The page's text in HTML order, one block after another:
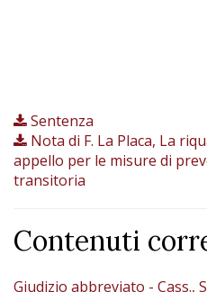
Sentenza
Nota di F. La Placa, La
appello per le misure di
transitoria
Contenuti
Giudizio abbreviato - Cass.,